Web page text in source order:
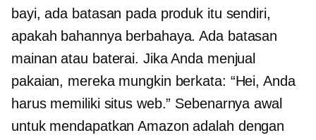
bayi, ada batasan pada produk itu sendiri,
apakah bahannya berbahaya. Ada batasan
mainan atau baterai. Jika Anda menjual
pakaian, mereka mungkin berkata: “Hei, Anda
harus memiliki situs web.” Sebenarnya awal
untuk mendapatkan Amazon adalah dengan